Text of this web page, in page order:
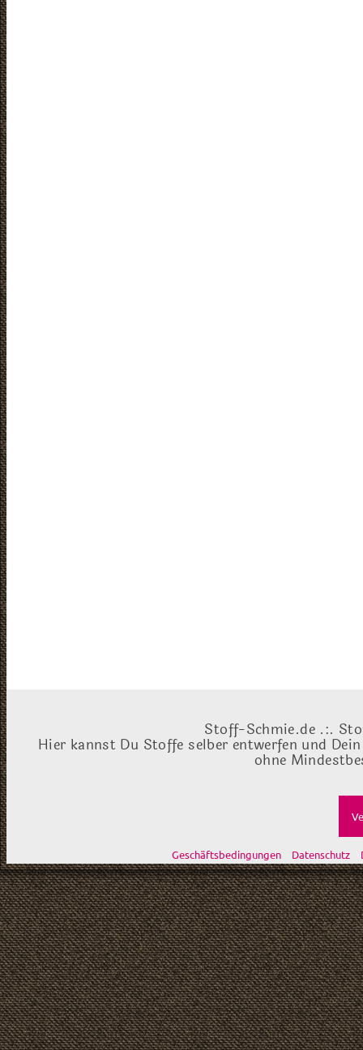
Stoff-Schmie.de .:.
Hier kannst Du Stoffe selber entwerfen und
ohne
Geschäftsbedingungen Datenschutz